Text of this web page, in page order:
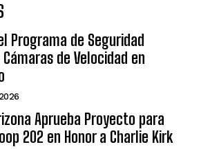
Programa de Seguridad
de Velocidad en
Aprueba Proyecto para
202 en Honor a Charlie Kirk